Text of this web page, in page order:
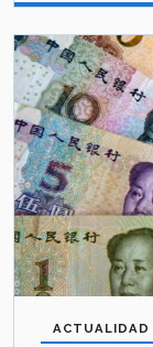
ACTUALIDAD